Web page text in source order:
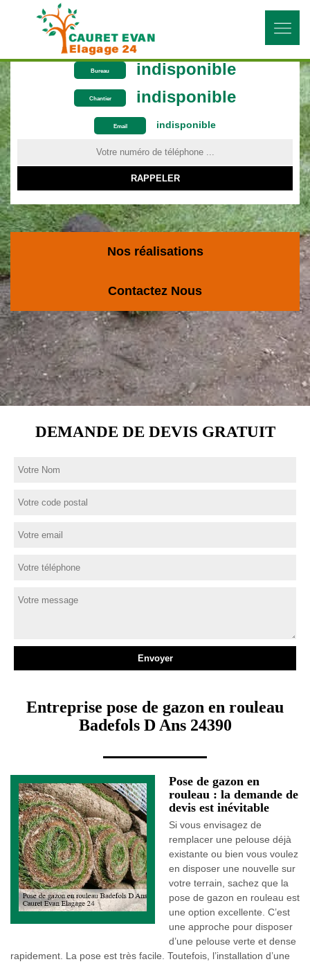
Bureau indisponible
Chantier indisponible
Email indisponible
ON VOUS RAPPELLE GRATUITEMENT
Nos réalisations
Contactez Nous
DEMANDE DE DEVIS GRATUIT
Entreprise pose de gazon en rouleau
Badefols D Ans 24390
Pose de gazon en
rouleau : la demande de
devis est inévitable
Si vous envisagez de
remplacer une pelouse déjà
existante ou bien vous voulez
en disposer une nouvelle sur
votre terrain, sachez que la
pose de gazon en rouleau est
une option excellente. C’est
une approche pour disposer
d’une pelouse verte et dense
rapidement. La pose est très facile. Toutefois, l’installation d’une